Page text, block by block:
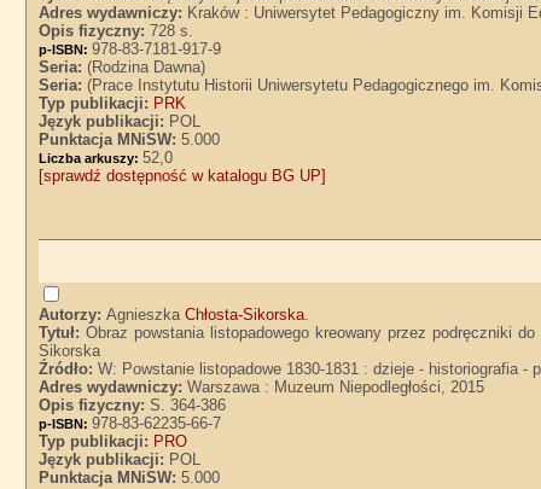
Adres wydawniczy: Kraków : Uniwersytet Pedagogiczny im. Komisji
Opis fizyczny:728 s.
p-ISBN:978-83-7181-917-9
Seria:(Rodzina Dawna)
Seria:(Prace Instytutu Historii Uniwersytetu Pedagogicznego im.
Typ publikacji: PRK
Język publikacji: POL
Punktacja MNiSW:5.000
Liczba arkuszy:52,0
[sprawdź dostępność w katalogu BG UP]
Autorzy:AgnieszkaChłosta-Sikorska.
Tytuł:Obraz powstania listopadowego kreowany przez podręczniki
Sikorska
Źródło:W: Powstanie listopadowe 1830-1831 : dzieje - historiografia -
Adres wydawniczy:Warszawa : Muzeum Niepodległości, 2015
Opis fizyczny:S. 364-386
p-ISBN:978-83-62235-66-7
Typ publikacji: PRO
Język publikacji: POL
Punktacja MNiSW:5.000